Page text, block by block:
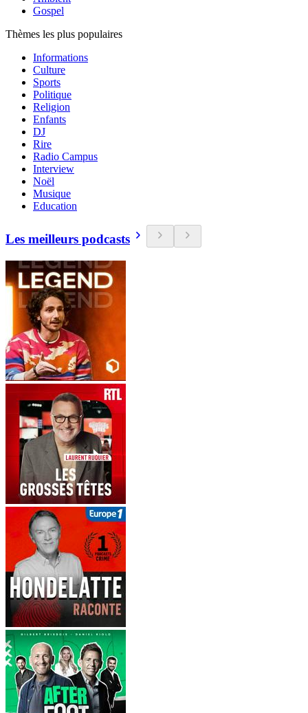
Gospel
Thèmes les plus populaires
Informations
Culture
Sports
Politique
Religion
Enfants
DJ
Rire
Radio Campus
Interview
Noël
Musique
Education
Les meilleurs podcasts